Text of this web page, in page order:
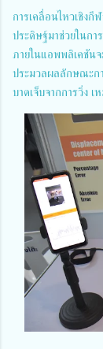
การเคลื่อนไหวเชิง
ประดิษฐ์มาช่วยในกา
ภายในแอพพลิเคชันจ
ประมวลผลลักษณะก
บาดเจ็บจากการวิ่ง เ